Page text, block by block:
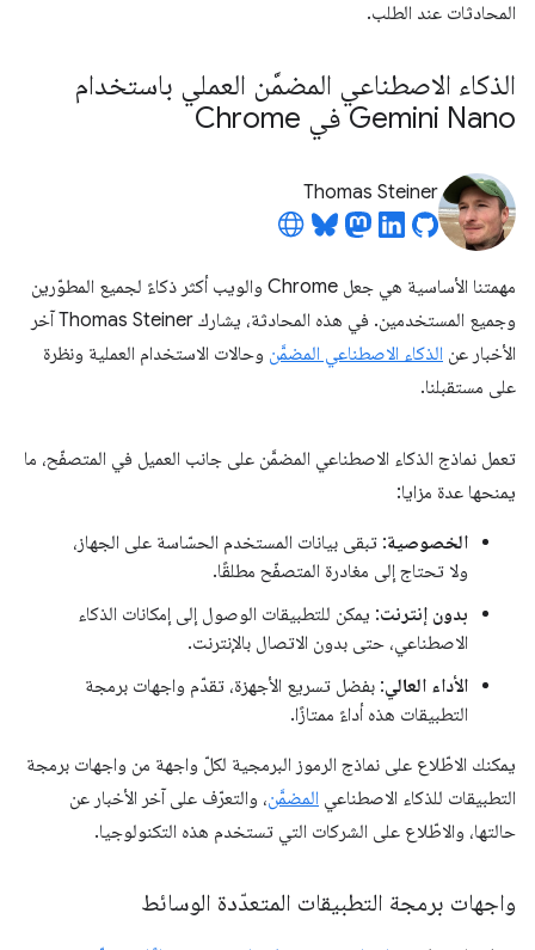
المحادثات عند الطلب.
الذكاء الاصطناعي المضمَّن العملي باستخدام
Gemini Nano في Chrome
Thomas Steiner
مهمتنا الأساسية هي جعل Chrome والويب أكثر ذكاءً لجميع المطوّرين
وجميع المستخدمين. في هذه المحادثة، يشارك Thomas Steiner آخر
الأخبار عن الذكاء الاصطناعي المضمَّن وحالات الاستخدام العملية ونظرة
على مستقبلنا.
تعمل نماذج الذكاء الاصطناعي المضمَّن على جانب العميل في المتصفّح، ما
يمنحها عدة مزايا:
الخصوصية: تبقى بيانات المستخدم الحسّاسة على الجهاز،
ولا تحتاج إلى مغادرة المتصفّح مطلقًا.
بدون إنترنت: يمكن للتطبيقات الوصول إلى إمكانات الذكاء
الاصطناعي، حتى بدون الاتصال بالإنترنت.
الأداء العالي: بفضل تسريع الأجهزة، تقدّم واجهات برمجة
التطبيقات هذه أداءً ممتازًا.
يمكنك الاطّلاع على نماذج الرموز البرمجية لكلّ واجهة من واجهات برمجة
التطبيقات للذكاء الاصطناعي المضمَّن، والتعرّف على آخر الأخبار عن
حالتها، والاطّلاع على الشركات التي تستخدم هذه التكنولوجيا.
واجهات برمجة التطبيقات المتعدّدة الوسائط